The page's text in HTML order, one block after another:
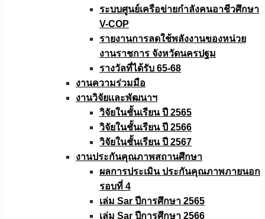
ระบบศูนย์เครือข่ายกำลังคนอาชีวศึกษา
V-COP
รายงานการลดใช้พลังงานของหน่วย
งานราชการ จังหวัดนครปฐม
รางวัลที่ได้รับ 65-68
งานความร่วมมือ
งานวิจัยเเละพัฒนาฯ
วิจัยในชั้นเรียน ปี 2565
วิจัยในชั้นเรียน ปี 2566
วิจัยในชั้นเรียน ปี 2567
งานประกันคุณภาพสถานศึกษา
ผลการประเมิน ประกันคุณภาพภายนอก
รอบที่ 4
เล่ม Sar ปีการศึกษา 2565
เล่ม Sar ปีการศึกษา 2566